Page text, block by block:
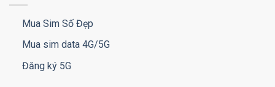
Mua Sim Số Đẹp
Mua sim data 4G/5G
Đăng ký 5G